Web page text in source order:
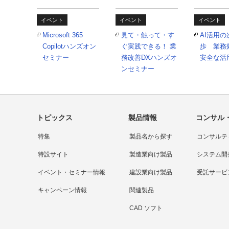
イベント
Microsoft 365
Copilotハンズオン
セミナー
イベント
見て・触って・す
ぐ実践できる！ 業
務改善DXハンズオ
ンセミナー
イベント
AI活用の
歩 業務
安全な活
トピックス
特集
特設サイト
イベント・セミナー情報
キャンペーン情報
製品情報
製品名から探す
製造業向け製品
建設業向け製品
関連製品
CAD ソフト
コンサル
コンサル
システム
受託サービ